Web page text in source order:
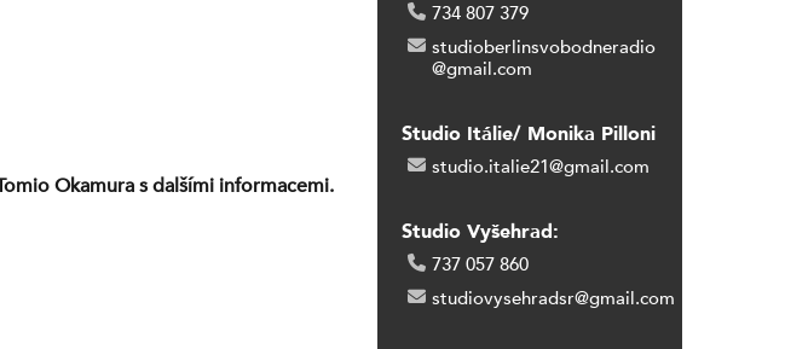
Okamura s dalšími informacemi.
734 807 379
studioberlinsvobodneradio
@gmail.com
Studio Itálie/ Monika Pilloni
studio.italie21@gmail.com
Studio Vyšehrad:
737 057 860
studiovysehradsr@gmail.com